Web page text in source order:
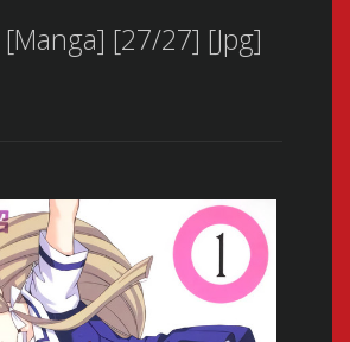
[Manga] [27/27] [Jpg]